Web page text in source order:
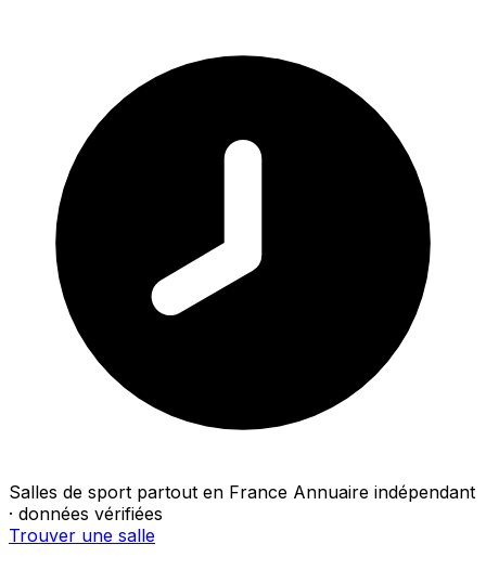
Salles de sport partout en France Annuaire indépendant
· données vérifiées
Trouver une salle